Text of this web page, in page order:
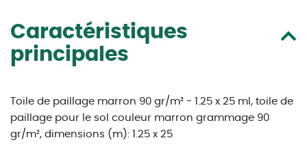
Caractéristiques
principales
Toile de paillage marron 90 gr/m² - 1.25 x 25 ml, toile de
paillage pour le sol couleur marron grammage 90
gr/m², dimensions (m): 1.25 x 25